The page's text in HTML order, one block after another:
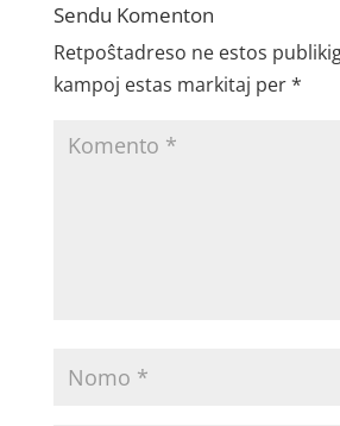
Sendu Komenton
Retpoŝtadreso ne estos
kampoj estas markitaj per*